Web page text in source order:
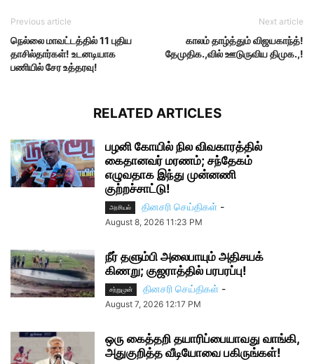
Previous article
நெல்லை மாவட்டத்தில் 11 புதிய
தாசில்தார்கள்! உடனடியாக
பணியில் சேர உத்தரவு!
Next article
காலம் தாழ்த்தும் விஜயகாந்த்!
தேமுதிக.,வில் ஊடுருவிய திமுக.,!
RELATED ARTICLES
பழனி கோயில் நில விவகாரத்தில்
கைதானவர் மரணம்; சந்தேகம்
எழுவதாக இந்து முன்னணி
குற்றச்சாட்டு!
அரசியல் தினசரி செய்திகள் -
August 8, 2026 11:23 PM
நீர் தளும்பி அலைபாயும் அதிசயக்
கிணறு; குஜராத்தில் பரபரப்பு!
சற்றுமுன் தினசரி செய்திகள் -
August 7, 2026 12:17 PM
ஒரு கைத்தறி தயாரிப்பையாவது வாங்கி,
அதுகுறித்த வீடியோவை பகிருங்கள்!